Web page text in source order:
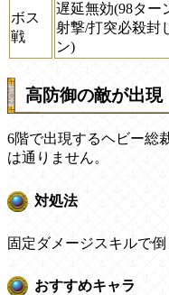
ボス
戦
遅延無効(98ター
射撃/打突必殺封
ン)
高防御の敵が出現
6階で出現するヘビー総
は通りません。
対処法
固定ダメージスキルで倒
おすすめキャラ